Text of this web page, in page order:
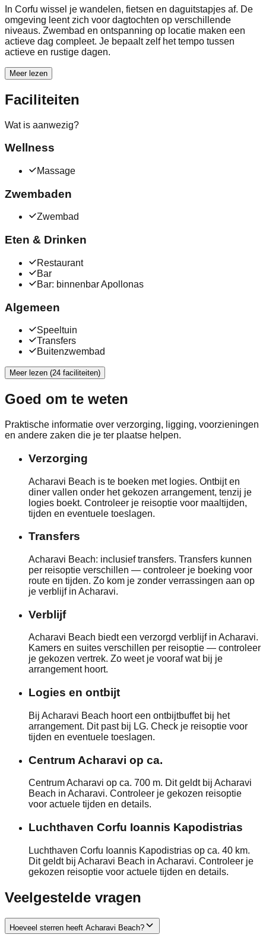
In Corfu wissel je wandelen, fietsen en daguitstapjes af. De
omgeving leent zich voor dagtochten op verschillende
niveaus. Zwembad en ontspanning op locatie maken een
actieve dag compleet. Je bepaalt zelf het tempo tussen
actieve en rustige dagen.
Meer lezen
Faciliteiten
Wat is aanwezig?
Wellness
Massage
Zwembaden
Zwembad
Eten & Drinken
Restaurant
Bar
Bar: binnenbar Apollonas
Algemeen
Speeltuin
Transfers
Buitenzwembad
Meer lezen (24 faciliteiten)
Goed om te weten
Praktische informatie over verzorging, ligging, voorzieningen
en andere zaken die je ter plaatse helpen.
Verzorging
Acharavi Beach is te boeken met logies. Ontbijt en
diner vallen onder het gekozen arrangement, tenzij je
logies boekt. Controleer je reisoptie voor maaltijden,
tijden en eventuele toeslagen.
Transfers
Acharavi Beach: inclusief transfers. Transfers kunnen
per reisoptie verschillen — controleer je boeking voor
route en tijden. Zo kom je zonder verrassingen aan op
je verblijf in Acharavi.
Verblijf
Acharavi Beach biedt een verzorgd verblijf in Acharavi.
Kamers en suites verschillen per reisoptie — controleer
je gekozen vertrek. Zo weet je vooraf wat bij je
arrangement hoort.
Logies en ontbijt
Bij Acharavi Beach hoort een ontbijtbuffet bij het
arrangement. Dit past bij LG. Check je reisoptie voor
tijden en eventuele toeslagen.
Centrum Acharavi op ca.
Centrum Acharavi op ca. 700 m. Dit geldt bij Acharavi
Beach in Acharavi. Controleer je gekozen reisoptie
voor actuele tijden en details.
Luchthaven Corfu Ioannis Kapodistrias
Luchthaven Corfu Ioannis Kapodistrias op ca. 40 km.
Dit geldt bij Acharavi Beach in Acharavi. Controleer je
gekozen reisoptie voor actuele tijden en details.
Veelgestelde vragen
Hoeveel sterren heeft Acharavi Beach?